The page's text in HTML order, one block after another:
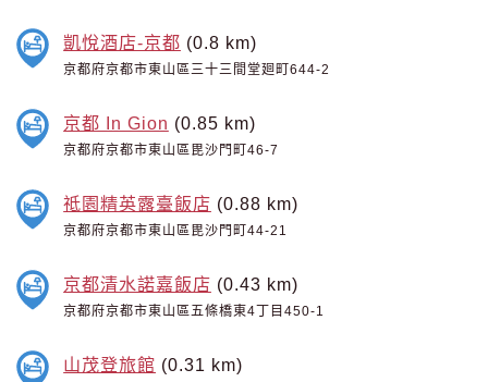
凱悅酒店-京都 (0.8 km)
京都府京都市東山區三十三間堂廻町644-2
京都 In Gion (0.85 km)
京都府京都市東山區毘沙門町46-7
祗園精英露臺飯店 (0.88 km)
京都府京都市東山區毘沙門町44-21
京都清水諾嘉飯店 (0.43 km)
京都府京都市東山區五條橋東4丁目450-1
山茂登旅館 (0.31 km)